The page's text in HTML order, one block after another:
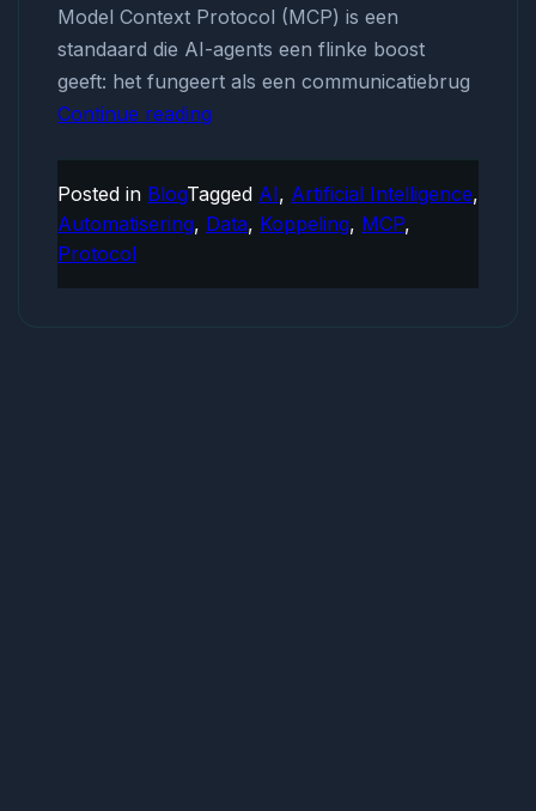
Model Context Protocol (MCP) is een
standaard die AI-agents een flinke boost
geeft: het fungeert als een communicatiebrug
Continue reading
en
Posted in BlogTagged AI, Artificial Intelligence,
Automatisering, Data, Koppeling, MCP,
Protocol